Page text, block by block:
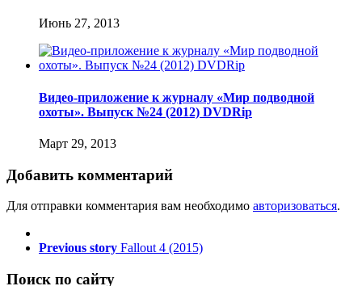
Июнь 27, 2013
Видео-приложение к журналу «Мир подводной
охоты». Выпуск №24 (2012) DVDRip
Март 29, 2013
Добавить комментарий
Для отправки комментария вам необходимо авторизоваться.
Previous story Fallout 4 (2015)
Поиск по сайту